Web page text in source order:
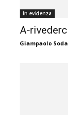
In evidenza
A-
Giampaolo